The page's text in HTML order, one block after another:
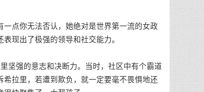
点你无法否认，她绝对是世界第一流的女政
现出了极强的领导和社交能力。
坚强的意志和决断力。当时，社区中有个霸道
拉里，若遭到欺负，就一定要毫不畏惧地还